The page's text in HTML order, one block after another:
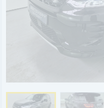
Renault
Dacia
SERVICE